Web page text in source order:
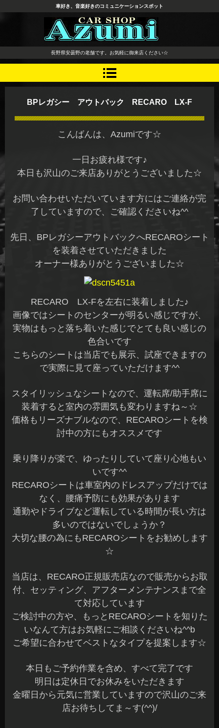
長野県 安曇野市 タイヤ ホ
イール デッドニング カーオ
ーディオ レカロシート
車好き、音楽好きのコミュニケーションスポット
長野県安曇野の老舗です。お気軽に御来店ください☆
BPレガシー アウトバック RECARO LX-F
こんばんは、Azumiです☆
一日お疲れ様です♪
本日も沢山のご来店ありがとうございました☆
お問い合わせいただいています方にはご連絡が完
了していますので、ご確認くださいね^^
先日、BPレガシーアウトバックへRECAROシート
を装着させていただきました
オーナー様ありがとうございました☆
RECARO LX-Fを左右に装着しました♪
画像ではシートのセンターが明るい感じですが、
実物はもっと落ち着いた感じでとても良い感じの
色合いです
こちらのシートは当店でも展示、試座できますの
で実際に見て座っていただけます^^
スタイリッシュなシートなので、運転席/助手席に
装着すると室内の雰囲気も変わりますね～☆
価格もリーズナブルなので、RECAROシートを検
討中の方にもオススメです
乗り降りが楽で、ゆったりしていて座り心地もい
いです^^
RECAROシートは車室内のドレスアップだけでは
なく、腰痛予防にも効果があります
通勤やドライブなど運転している時間が長い方は
多いのではないでしょうか？
大切な腰の為にもRECAROシートをお勧めします
☆
当店は、RECARO正規販売店なので販売からお取
付、セッティング、アフターメンテナンスまで全
て対応しています
ご検討中の方や、もっとRECAROシートを知りた
いなんて方はお気軽にご相談くださいね^^b
ご希望に合わせてベストなタイプを提案します☆
本日もご予約作業を含め、すべて完了です
明日は定休日でお休みをいただきます
金曜日から元気に営業していますので沢山のご来
店お待ちしてま～す(^^)/